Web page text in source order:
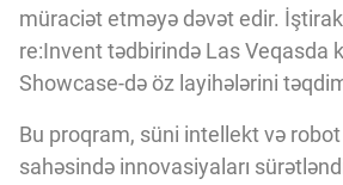
müraciət etməyə dəvət edir.
re:Invent tədbirində Las Veqasda
Showcase-də öz layihələrini
Bu proqram, süni intellekt və
sahəsində innovasiyaları